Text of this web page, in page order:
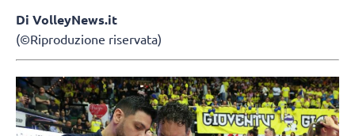
Di VolleyNews.it
(©Riproduzione riservata)